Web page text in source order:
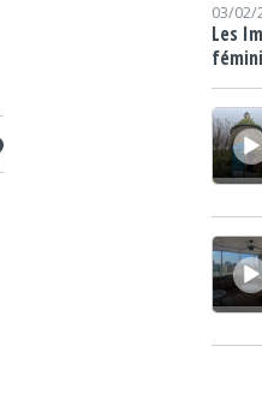
03/02/
Les
Lecteur audio
Lecteur audio